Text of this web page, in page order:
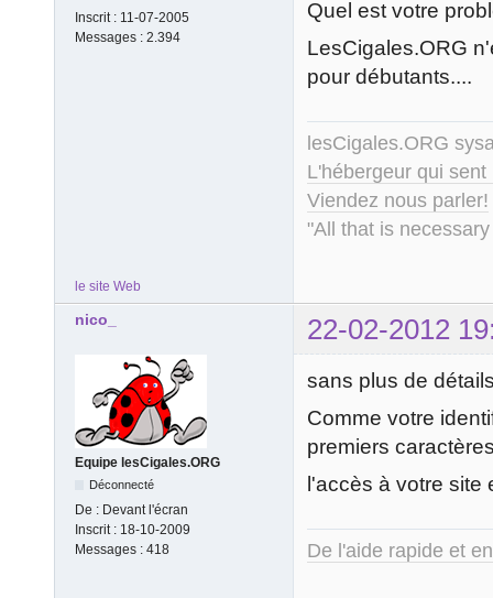
Inscrit : 11-07-2005
Messages : 2.394
Quel est votre
LesCigales.ORG
pour débutants....
lesCigales.ORG
L'hébergeur qui
Viendez nous parler!
"All that is
le site Web
nico_ 22-02-2012
Equipe lesCigales.ORG
Déconnecté
De : Devant l'écran
Inscrit : 18-10-2009
Messages : 418
sans plus de
Comme votre
premiers
l'accès à votre site
De l'aide rapide et